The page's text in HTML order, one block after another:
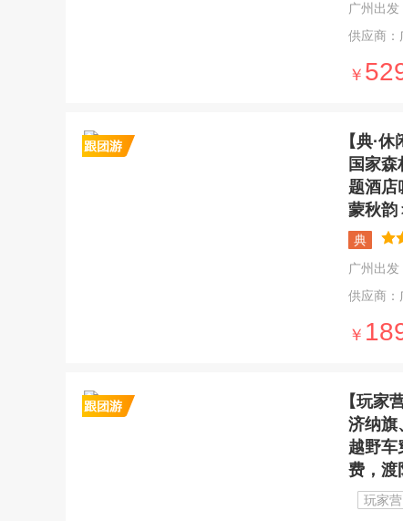
广州出
供应商：
￥
【典·
国家
题酒店
蒙秋韵
典
广州出
供应商：
￥
【玩家
济纳旗
越野车
费，渡
玩家营